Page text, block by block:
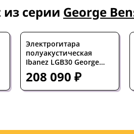
серии George
Электрогитара
полуакустическая
Ibanez LGB30 George
Benson Signature
Hollowbody Natural
208 090 ₽